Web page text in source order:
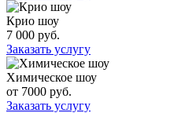
Крио шоу
7 000 руб.
Заказать услугу
Химическое шоу
от 7000 руб.
Заказать услугу